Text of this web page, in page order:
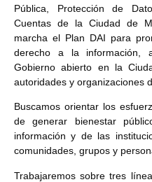
Pública, Protección de
Cuentas de la Ciudad de
marcha el Plan DAI para
derecho a la información,
Gobierno abierto en la
autoridades y organizaciones
Buscamos orientar los
de generar bienestar
información y de las
comunidades, grupos y
Trabajaremos sobre tres